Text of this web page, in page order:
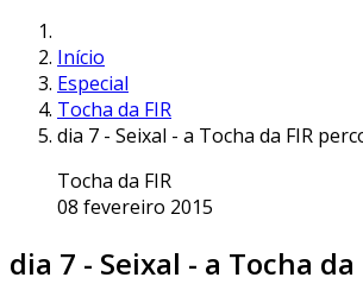
Início
Especial
Tocha da FIR
dia 7 - Seixal - a Tocha da FIR
Tocha da FIR
08 fevereiro 2015
dia 7 - Seixal - a Tocha da